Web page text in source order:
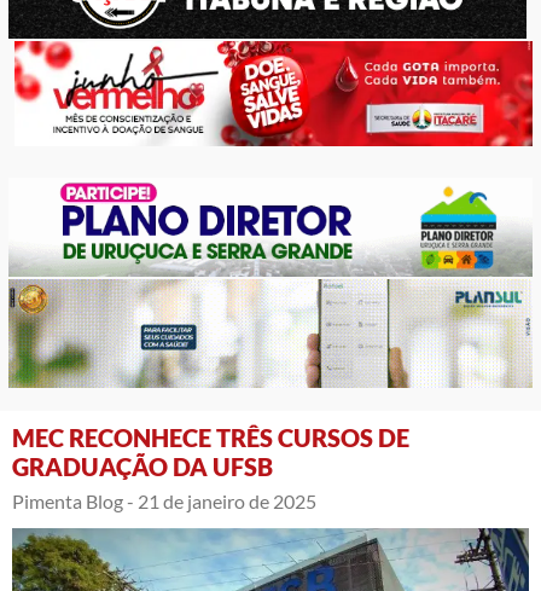
MEC RECONHECE TRÊS CURSOS DE
GRADUAÇÃO DA UFSB
Pimenta Blog - 21 de janeiro de 2025